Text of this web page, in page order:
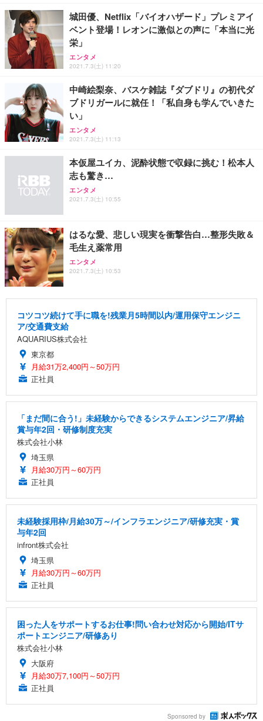
城田優、Netflix「バイオハザード」プレミアイ
ベント登場！レオンに激似との声に「本当に光
栄」
エンタメ
2021.7.3(土) 11:20
中崎絵梨奈、バスケ雑誌『ダブドリ』の初代ダ
ブドリガールに就任！「私自身も学んでいきた
い」
エンタメ
2021.7.3(土) 11:13
本仮屋ユイカ、泥酔状態で収録に挑む！松本人
志も驚き…
エンタメ
2021.7.3(土) 10:55
はるな愛、悲しい現実を衝撃告白…整形失敗＆
毛生え薬常用
エンタメ
2021.7.3(土) 10:53
コツコツ続けて手に職を!残業月5時間以内/運用保守エンジニ
ア/交通費支給
AQUARIUS株式会社
東京都
月給31万2,400円～50万円
正社員
「まだ間に合う!」未経験からできるシステムエンジニア/昇給
賞与年2回・研修制度充実
株式会社小林
埼玉県
月給30万円～60万円
正社員
未経験採用枠/月給30万～/インフラエンジニア/研修充実・賞
与年2回
infront株式会社
埼玉県
月給30万円～60万円
正社員
困った人をサポートするお仕事!問い合わせ対応から開始/ITサ
ポートエンジニア/研修あり
株式会社小林
大阪府
月給30万7,100円～50万円
正社員
Sponsored by